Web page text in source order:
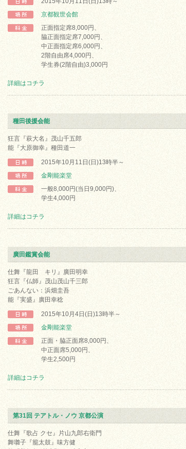
京都観世会館
正面指定席8,000円、
脇正面指定席7,000円、
中正面指定席6,000円、
2階自由席4,000円、
学生券(2階自由)3,000円
詳細はコチラ
種田後援会能
狂言『萩大名』茂山千五郎
能『大原御幸』種田道一
2015年10月11日(日)13時半～
金剛能楽堂
一般8,000円(当日9,000円)、
学生4,000円
詳細はコチラ
廣田鑑賞会能
仕舞『龍田 キリ』廣田明幸
狂言『仏師』茂山茂山千三郎
ごあんない：浜畑圭吾
能『実盛』廣田幸稔
2015年10月4日(日)13時半～
金剛能楽堂
正面・脇正面席8,000円、
中正面席5,000円、
学生2,500円
詳細はコチラ
第31回 テアトル・ノウ 京都公演
仕舞『歌占 クセ』片山九郎右衛門
舞囃子『籠太鼓』味方健